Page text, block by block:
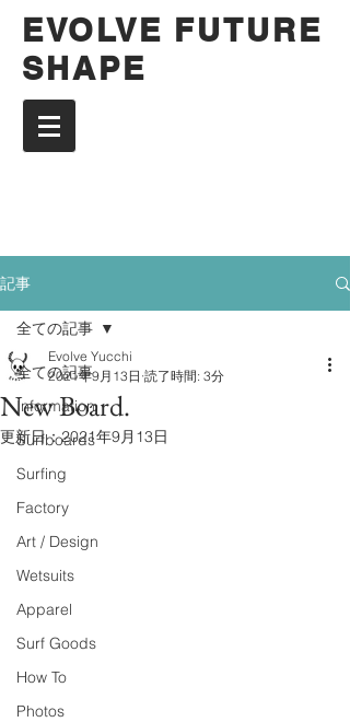
EVOLVE FUTURE
SHAPE
記事
全ての記事
Information
Surfboards
Surfing
Factory
Art / Design
Wetsuits
Apparel
Surf Goods
How To
Photos
全ての記事
New Board.
Evolve Yucchi
2021年9月13日 読了時間: 3分
更新日：2021年9月13日